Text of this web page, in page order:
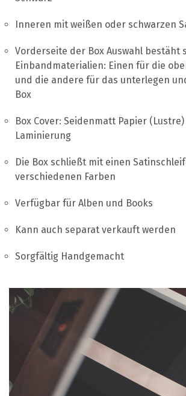
Inneren mit weißen oder schwarzen
Vorderseite der Box Auswahl bestäht
Einbandmaterialien: Einen für die
und die andere für das unterlegen
Box
Box Cover: Seidenmatt Papier
Laminierung
Die Box schließt mit einen
verschiedenen Farben
Verfügbar für Alben und Books
Kann auch separat verkauft werden
Sorgfältig Handgemacht